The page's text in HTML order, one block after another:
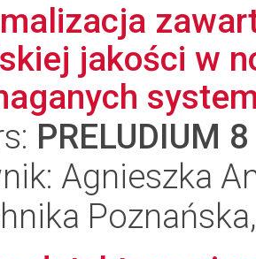
jakości w
PRELUDIUM 8
Agnieszka